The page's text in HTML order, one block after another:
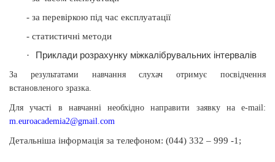
- за перевіркою під час експлуатації
- статистичні методи
·
Приклади розрахунку міжкалібрувальних інтервалів
За результатами навчання слухач отримує посвідчення
встановленого зразка.
Для участі в навчанні необхідно направити заявку на e-mail:
m.euroacademia2@gmail.com
Детальніша інформація за телефоном: (044) 332 – 999 -1;